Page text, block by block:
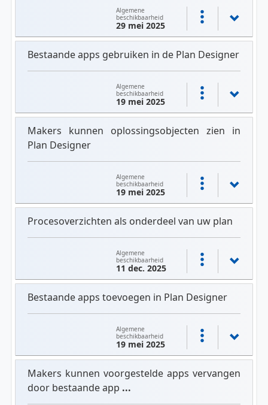
Algemene
beschikbaarheid
29 mei 2025
Bestaande apps gebruiken in de Plan Designer
Algemene
beschikbaarheid
19 mei 2025
Makers kunnen oplossingsobjecten zien in
Plan Designer
Algemene
beschikbaarheid
19 mei 2025
Procesoverzichten als onderdeel van uw plan
Algemene
beschikbaarheid
11 dec. 2025
Bestaande apps toevoegen in Plan Designer
Algemene
beschikbaarheid
19 mei 2025
Makers kunnen voorgestelde apps vervangen
door bestaande app ...